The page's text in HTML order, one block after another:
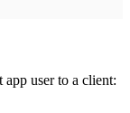
user to a client: